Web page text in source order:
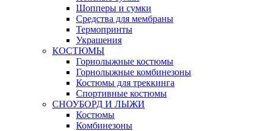
Шопперы и сумки
Средства для мембраны
Термопринты
Украшения
КОСТЮМЫ
Горнолыжные костюмы
Горнолыжные комбинезоны
Костюмы для треккинга
Спортивные костюмы
СНОУБОРД И ЛЫЖИ
Костюмы
Комбинезоны